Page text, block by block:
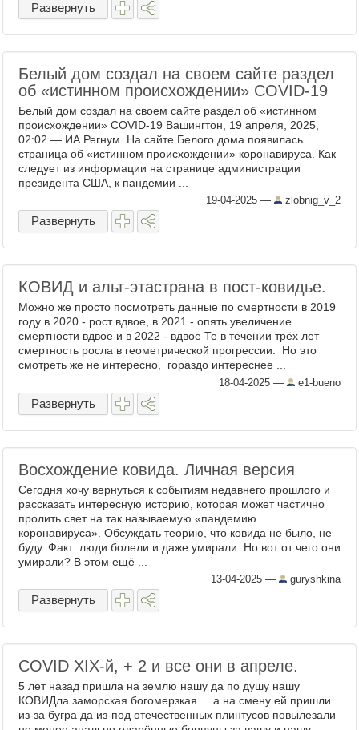
Развернуть
Белый дом создал на своем сайте раздел
об «истинном происхождении» COVID-19
Белый дом создал на своем сайте раздел об «истинном
происхождении» COVID-19 Вашингтон, 19 апреля, 2025,
02:02 — ИА Регнум. На сайте Белого дома появилась
страница об «истинном происхождении» коронавируса. Как
следует из информации на странице администрации
президента США, к пандемии ...
19-04-2025 — zlobnig_v_2
Развернуть
КОВИД и альт-этастрана в пост-ковидье.
Можно же просто посмотреть данные по смертности в 2019
году в 2020 - рост вдвое, в 2021 - опять увеличение
смертности вдвое и в 2022 - вдвое Те в течении трёх лет
смертность росла в геометрической прогрессии. Но это
смотреть же не интересно, гораздо интереснее ...
18-04-2025 — e1-bueno
Развернуть
Восхождение ковида. Личная версия
Сегодня хочу вернуться к событиям недавнего прошлого и
рассказать интересную историю, которая может частично
пролить свет на так называемую «пандемию
коронавируса». Обсуждать теорию, что ковида не было, не
буду. Факт: люди болели и даже умирали. Но вот от чего они
умирали? В этом ещё ...
13-04-2025 — guryshkina
Развернуть
COVID XIX-й, + 2 и все они в апреле.
5 лет назад пришла на землю нашу да по душу нашу
КОВИДла заморская богомерзкая.... а на смену ей пришли
из-за бугра да из-под отечественных плинтусов повылезали